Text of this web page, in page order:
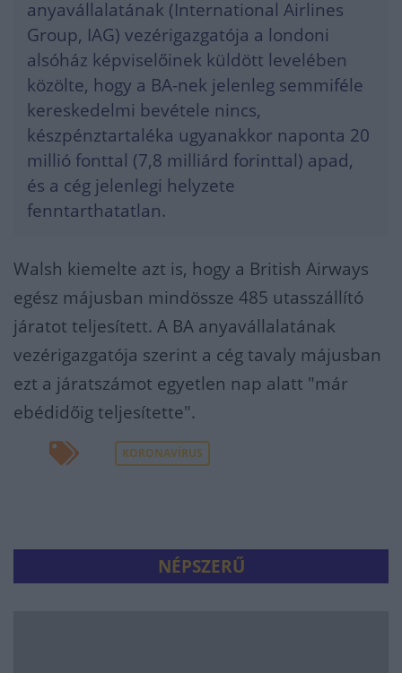
anyavállalatának (International Airlines
Group, IAG) vezérigazgatója a londoni
alsóház képviselőinek küldött levelében
közölte, hogy a BA-nek jelenleg semmiféle
kereskedelmi bevétele nincs,
készpénztartaléka ugyanakkor naponta 20
millió fonttal (7,8 milliárd forinttal) apad,
és a cég jelenlegi helyzete
fenntarthatatlan.
Walsh kiemelte azt is, hogy a British Airways
egész májusban mindössze 485 utasszállító
járatot teljesített. A BA anyavállalatának
vezérigazgatója szerint a cég tavaly májusban
ezt a járatszámot egyetlen nap alatt "már
ebédidőig teljesítette".
KORONAVÍRUS
NÉPSZERŰ